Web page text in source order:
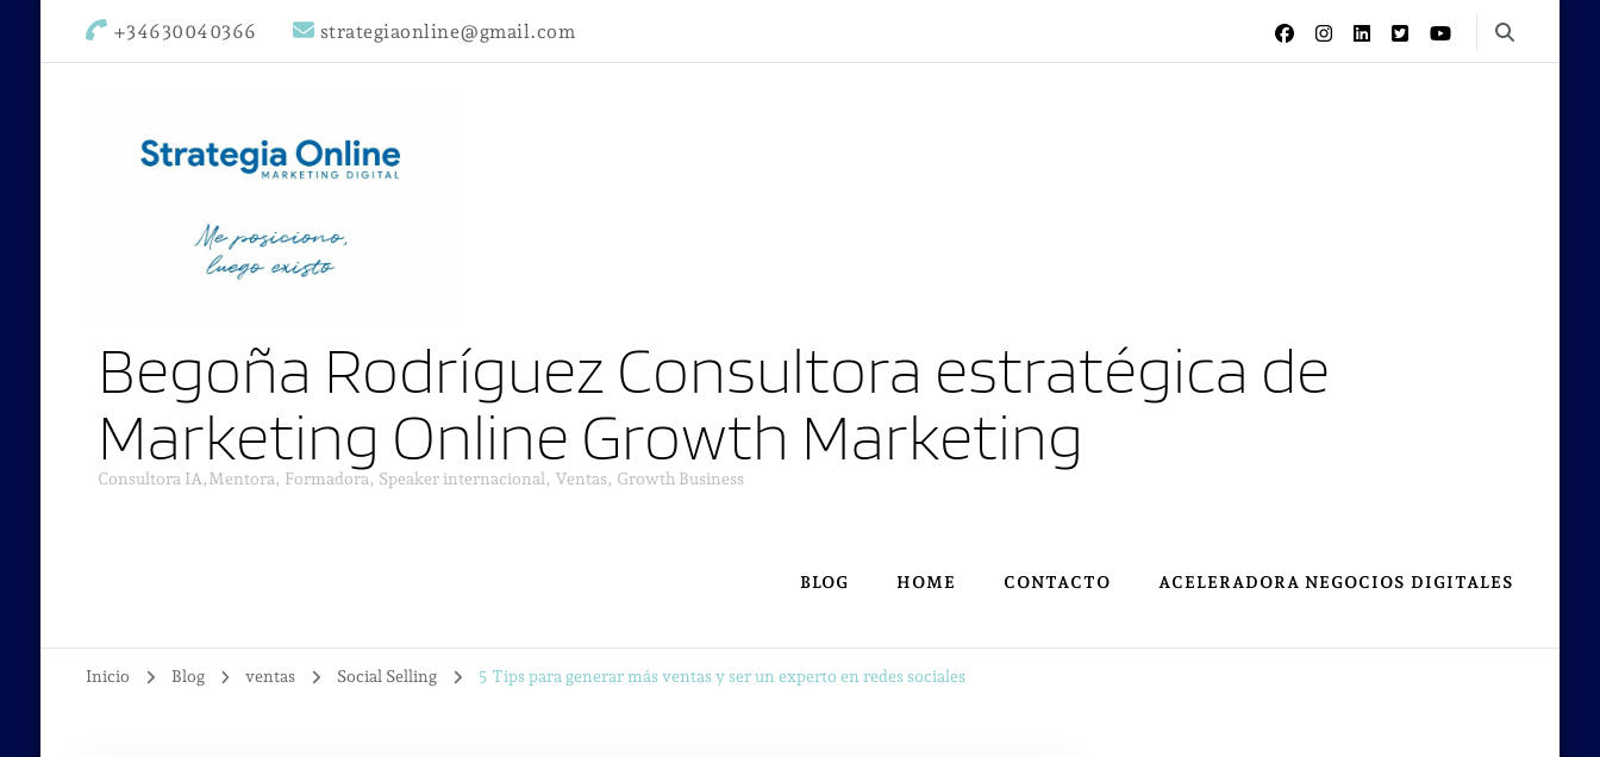
+34630040366 strategiaonline@gmail.com
Begoña Rodríguez Consultora estratégica de
Marketing Online Growth Marketing
Consultora IA,Mentora, Formadora, Speaker internacional, Ventas, Growth Business
BLOG HOME CONTACTO ACELERADORA NEGOCIOS DIGITALES
Inicio Blog ventas Social Selling 5 Tips para generar más ventas y ser un experto en redes sociales